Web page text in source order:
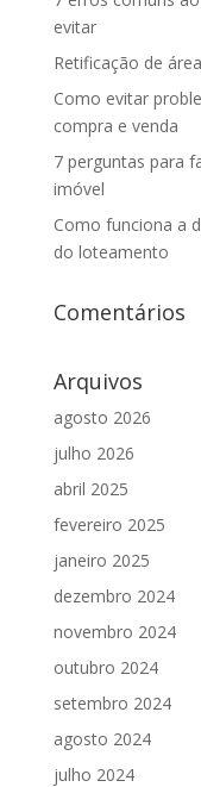
evitar
Retificação de
Como evitar
compra e venda
7 perguntas para
imóvel
Como funciona a
do loteamento
Comentários
Arquivos
agosto 2026
julho 2026
abril 2025
fevereiro 2025
janeiro 2025
dezembro 2024
novembro 2024
outubro 2024
setembro 2024
agosto 2024
julho 2024